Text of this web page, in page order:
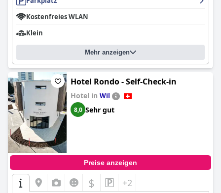
Kostenfreies WLAN
Klein
Mehr anzeigen
Hotel Rondo - Self-Check-in
Hotel in Wil
8,0 Sehr gut
Preise anzeigen
$ +2